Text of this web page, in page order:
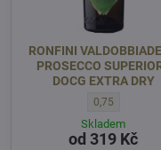
RONFINI
PROSECCO
DOCG EXTRA DRY
RONFINI
0,75
Skladem
od 319 Kč